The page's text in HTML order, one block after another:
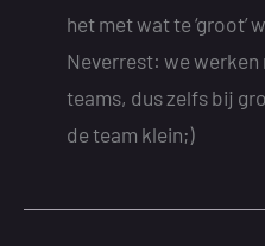
het met wat te ‘groot’
Neverrest: we werken
teams, dus zelfs bij
de team klein;)